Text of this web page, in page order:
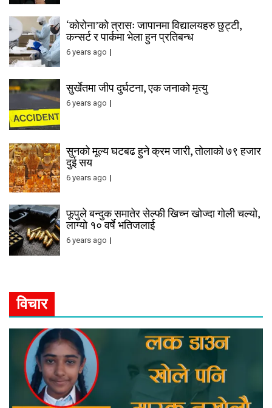
‘कोरोना’को त्रासः जापानमा विद्यालयहरु छुट्टी,
कन्सर्ट र पार्कमा भेला हुन प्रतिबन्ध
6 years ago
सुर्खेतमा जीप दुर्घटना, एक जनाको मृत्यु
6 years ago
सुनको मूल्य घटबढ हुने क्रम जारी, तोलाको ७९ हजार
दुई सय
6 years ago
फूपुले बन्दुक समातेर सेल्फी खिच्न खोज्दा गोली चल्यो,
लाग्यो १० वर्षे भतिजलाई
6 years ago
विचार